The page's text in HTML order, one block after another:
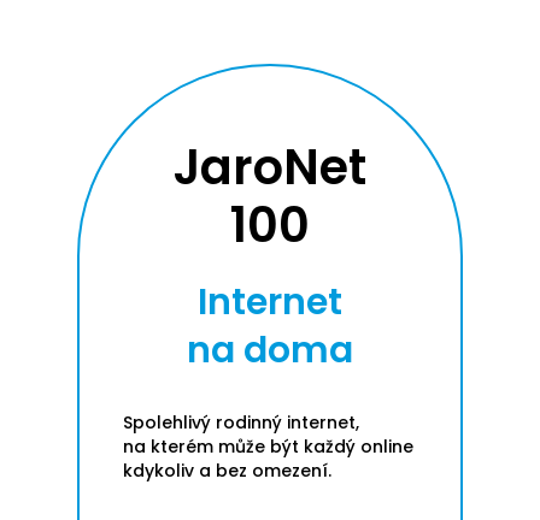
JaroNet
100
Internet
na doma
Spolehlivý rodinný internet,
na kterém může být každý online
kdykoliv a bez omezení.